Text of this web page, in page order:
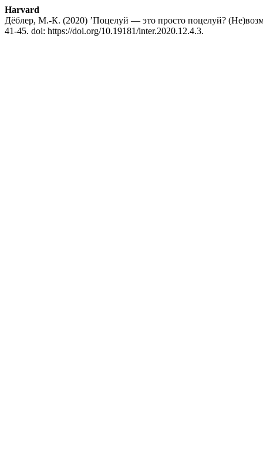
Harvard
Дёблер, М.-К. (2020) ’Поцелуй — это просто поцелуй?
41-45. doi: https://doi.org/10.19181/inter.2020.12.4.3.